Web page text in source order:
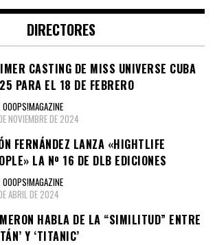
DIRECTORES
CASTING DE MISS UNIVERSE CUBA
PARA EL 18 DE FEBRERO
NOVIEMBRE DE 2024
FERNÁNDEZ LANZA «HIGHTLIFE
LA Nº 16 DE DLB EDICIONES
ABRIL DE 2024
HABLA DE LA “SIMILITUD” ENTRE
Y ‘TITANIC’